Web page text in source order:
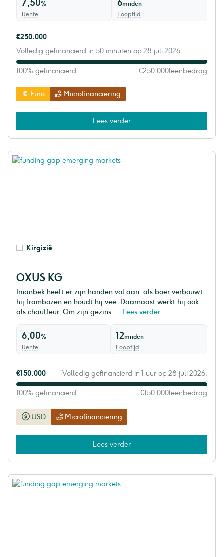
7,50%
Rente
6mnden
Looptijd
€250.000
Volledig gefinancierd in 50 minuten op 28 juli 2026.
100% gefinancierd €250.000leenbedrag
Euro Microfinanciering
Lees verder
Kirgizië
OXUS KG
Imanbek heeft er zijn handen vol aan: als boer verbouwt
hij frambozen en houdt hij vee. Daarnaast werkt hij ook
als chauffeur. Om zijn gezins...
Lees verder
6,00%
Rente
12mnden
Looptijd
€150.000 Volledig gefinancierd in 1 uur op 28 juli 2026.
100% gefinancierd €150.000leenbedrag
USD Microfinanciering
Lees verder